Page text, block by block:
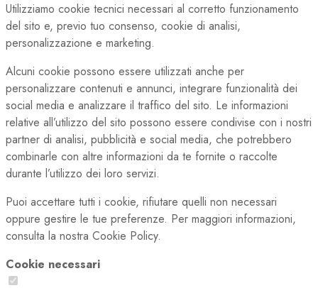
Utilizziamo cookie tecnici necessari al corretto funzionamento
del sito e, previo tuo consenso, cookie di analisi,
personalizzazione e marketing.
Alcuni cookie possono essere utilizzati anche per
personalizzare contenuti e annunci, integrare funzionalità dei
social media e analizzare il traffico del sito. Le informazioni
relative all’utilizzo del sito possono essere condivise con i nostri
partner di analisi, pubblicità e social media, che potrebbero
combinarle con altre informazioni da te fornite o raccolte
durante l’utilizzo dei loro servizi.
Puoi accettare tutti i cookie, rifiutare quelli non necessari
oppure gestire le tue preferenze. Per maggiori informazioni,
consulta la nostra Cookie Policy.
Cookie necessari